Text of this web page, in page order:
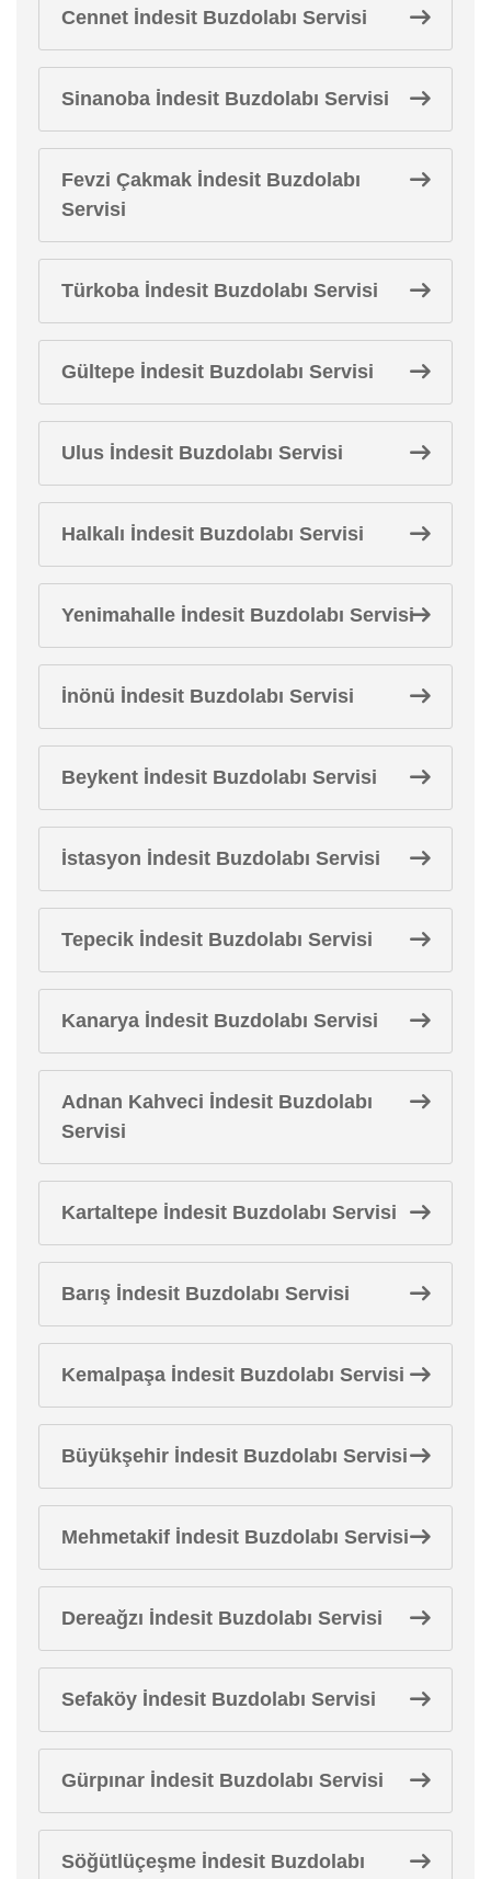
Cennet İndesit Buzdolabı Servisi
Sinanoba İndesit Buzdolabı Servisi
Fevzi Çakmak İndesit Buzdolabı
Servisi
Türkoba İndesit Buzdolabı Servisi
Gültepe İndesit Buzdolabı Servisi
Ulus İndesit Buzdolabı Servisi
Halkalı İndesit Buzdolabı Servisi
Yenimahalle İndesit Buzdolabı Servisi
İnönü İndesit Buzdolabı Servisi
Beykent İndesit Buzdolabı Servisi
İstasyon İndesit Buzdolabı Servisi
Tepecik İndesit Buzdolabı Servisi
Kanarya İndesit Buzdolabı Servisi
Adnan Kahveci İndesit Buzdolabı
Servisi
Kartaltepe İndesit Buzdolabı Servisi
Barış İndesit Buzdolabı Servisi
Kemalpaşa İndesit Buzdolabı Servisi
Büyükşehir İndesit Buzdolabı Servisi
Mehmetakif İndesit Buzdolabı Servisi
Dereağzı İndesit Buzdolabı Servisi
Sefaköy İndesit Buzdolabı Servisi
Gürpınar İndesit Buzdolabı Servisi
Söğütlüçeşme İndesit Buzdolabı